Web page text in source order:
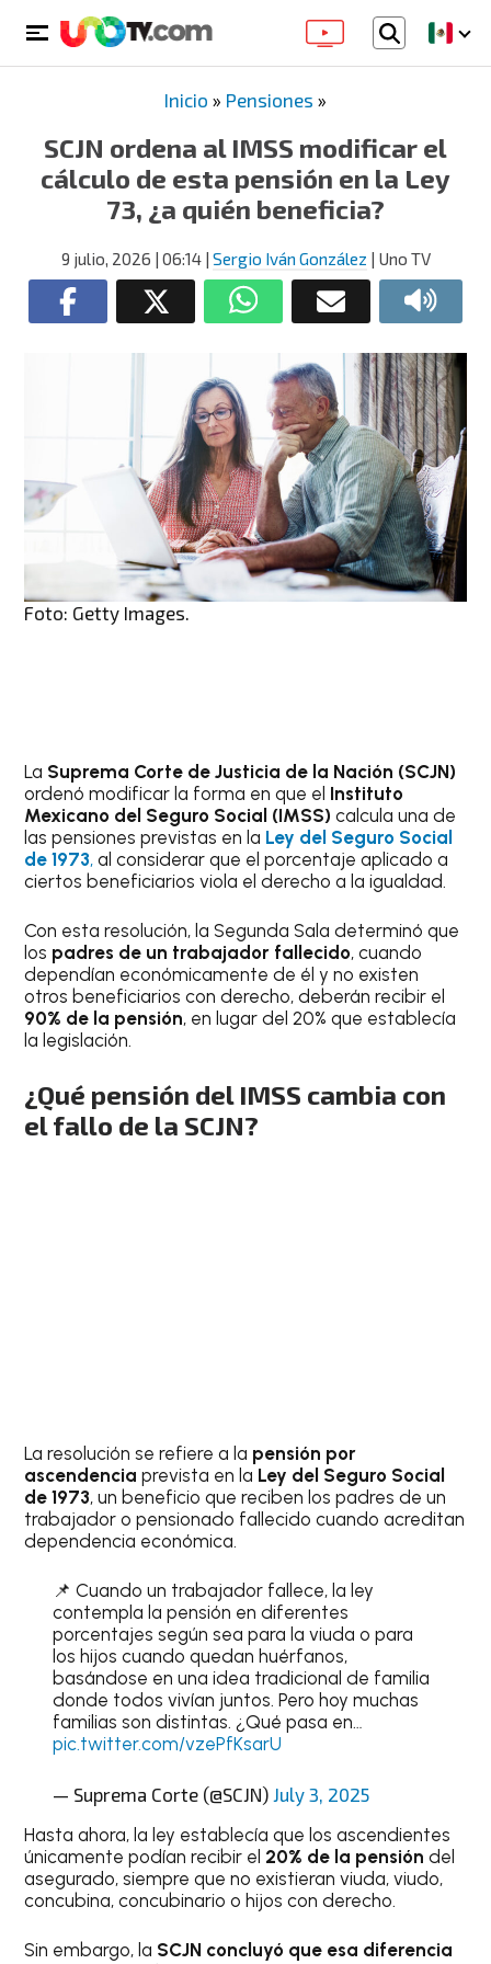
Inicio » Pensiones »
SCJN ordena al IMSS modificar el
cálculo de esta pensión en la Ley
73, ¿a quién beneficia?
9 julio, 2026 | 06:14| Sergio Iván González | Uno TV
Foto: Getty Images.
La Suprema Corte de Justicia de la Nación (SCJN)
ordenó modificar la forma en que el Instituto
Mexicano del Seguro Social (IMSS) calcula una de
las pensiones previstas en la Ley del Seguro Social
de 1973, al considerar que el porcentaje aplicado a
ciertos beneficiarios viola el derecho a la igualdad.
Con esta resolución, la Segunda Sala determinó que
los padres de un trabajador fallecido, cuando
dependían económicamente de él y no existen
otros beneficiarios con derecho, deberán recibir el
90% de la pensión, en lugar del 20% que establecía
la legislación.
¿Qué pensión del IMSS cambia con
el fallo de la SCJN?
La resolución se refiere a la pensión por
ascendencia prevista en la Ley del Seguro Social
de 1973, un beneficio que reciben los padres de un
trabajador o pensionado fallecido cuando acreditan
dependencia económica.
📌 Cuando un trabajador fallece, la ley
contempla la pensión en diferentes
porcentajes según sea para la viuda o para
los hijos cuando quedan huérfanos,
basándose en una idea tradicional de familia
donde todos vivían juntos. Pero hoy muchas
familias son distintas. ¿Qué pasa en…
pic.twitter.com/vzePfKsarU
— Suprema Corte (@SCJN) July 3, 2025
Hasta ahora, la ley establecía que los ascendientes
únicamente podían recibir el 20% de la pensión del
asegurado, siempre que no existieran viuda, viudo,
concubina, concubinario o hijos con derecho.
Sin embargo, la SCJN concluyó que esa diferencia